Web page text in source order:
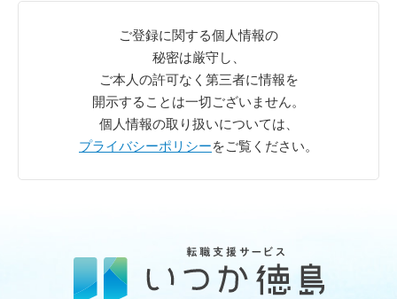
ご登録に関する個人情報の
秘密は厳守し、
ご本人の許可なく第三者に情報を
開示することは一切ございません。
個人情報の取り扱いについては、
プライバシーポリシーをご覧ください。